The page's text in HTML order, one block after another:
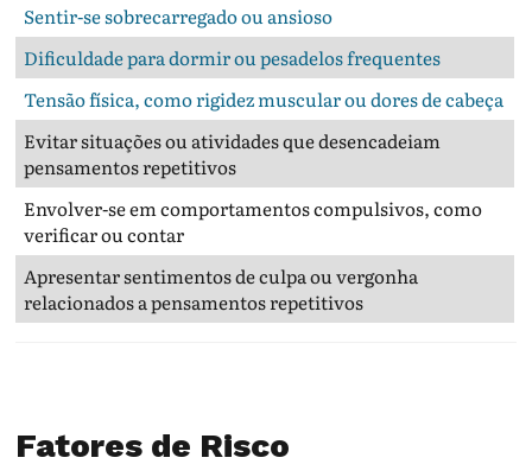
Sentir-se sobrecarregado ou ansioso
Dificuldade para dormir ou pesadelos frequentes
Tensão física, como rigidez muscular ou dores de cabeça
Evitar situações ou atividades que desencadeiam
pensamentos repetitivos
Envolver-se em comportamentos compulsivos, como
verificar ou contar
Apresentar sentimentos de culpa ou vergonha
relacionados a pensamentos repetitivos
Fatores de Risco